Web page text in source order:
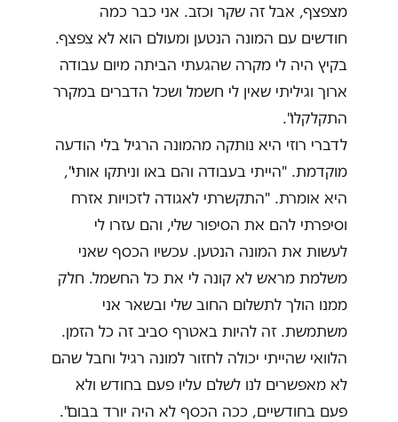
מצפצף, אבל זה שקר וכזב. אני כבר כמה
חודשים עם המונה הנטען ומעולם הוא לא צפצף.
בקיץ היה לי מקרה שהגעתי הביתה מיום עבודה
ארוך וגיליתי שאין לי חשמל ושכל הדברים במקרר
התקלקלו".
לדברי רוזי היא נותקה מהמונה הרגיל בלי הודעה
מוקדמת. "הייתי בעבודה והם באו וניתקו אותי",
היא אומרת. "התקשרתי לאגודה לזכויות אזרח
וסיפרתי להם את הסיפור שלי, והם עזרו לי
לעשות את המונה הנטען. עכשיו הכסף שאני
משלמת מראש לא קונה לי את כל החשמל. חלק
ממנו הולך לתשלום החוב שלי ובשאר אני
משתמשת. זה להיות באטרף סביב זה כל הזמן.
הלוואי שהייתי יכולה לחזור למונה רגיל וחבל שהם
לא מאפשרים לנו לשלם עליו פעם בחודש ולא
פעם בחודשיים, ככה הכסף לא היה יורד בבום".